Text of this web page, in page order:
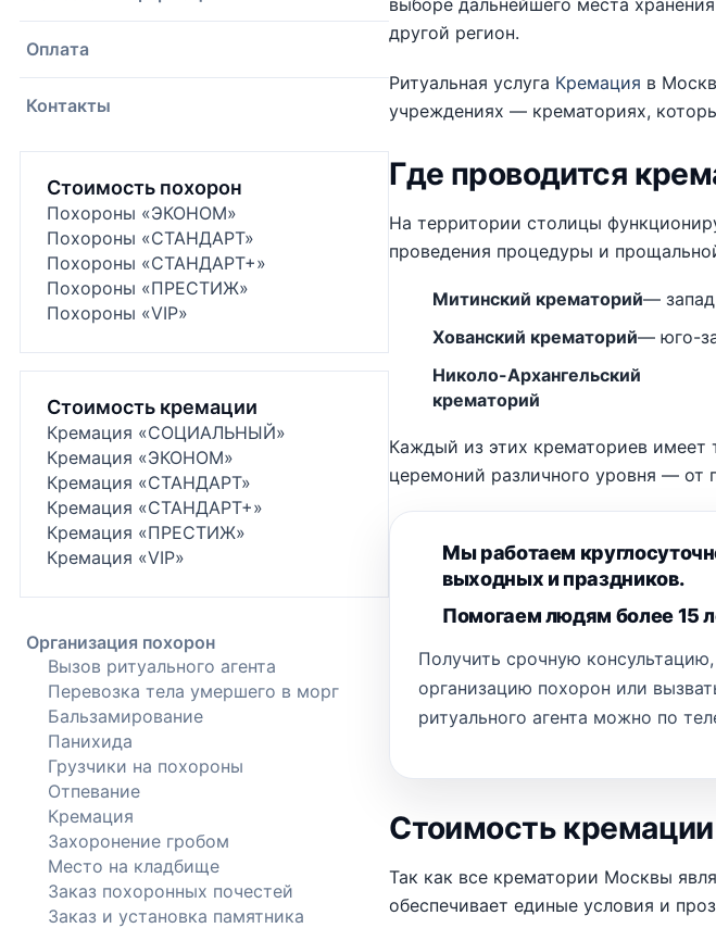
Оплата
Контакты
Стоимость похорон
Похороны «ЭКОНОМ»
Похороны «СТАНДАРТ»
Похороны «СТАНДАРТ+»
Похороны «ПРЕСТИЖ»
Похороны «VIP»
Стоимость кремации
Кремация «СОЦИАЛЬНЫЙ»
Кремация «ЭКОНОМ»
Кремация «СТАНДАРТ»
Кремация «СТАНДАРТ+»
Кремация «ПРЕСТИЖ»
Кремация «VIP»
Организация похорон
Вызов ритуального агента
Перевозка тела умершего в морг
Бальзамирование
Панихида
Грузчики на похороны
Отпевание
Кремация
Захоронение гробом
Место на кладбище
Заказ похоронных почестей
Заказ и установка памятника
выборе дальнейшего места
другой регион.
Ритуальная услуга Кремация в
учреждениях — крематориях,
Где проводится
На территории столицы
проведения процедуры и
Митинский крематорий—
Хованский крематорий— юго-
Николо-Архангельский
крематорий
Каждый из этих крематориев имеет
церемоний различного уровня — от
Мы работаем
выходных и праздников.
Помогаем людям более 15
Получить срочную консультацию,
организацию похорон или
ритуального агента можно по
Стоимость
Так как все крематории Москвы
обеспечивает единые условия и